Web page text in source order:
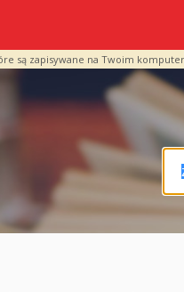
są zapisywane na Twoim